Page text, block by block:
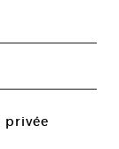
privée